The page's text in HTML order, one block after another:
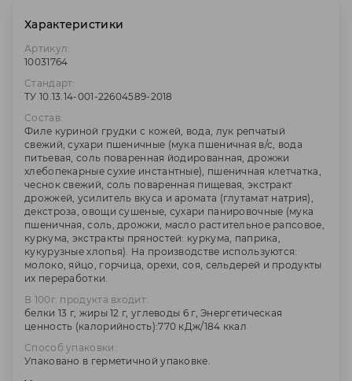
Характеристики
Артикул:
10031764
Стандарт:
ТУ 10.13.14-001-22604589-2018
Состав:
Филе куриной грудки с кожей, вода, лук репчатый
свежий, сухари пшеничные (мука пшеничная в/с, вода
питьевая, соль поваренная йодированная, дрожжи
хлебопекарные сухие инстантные), пшеничная клетчатка,
чеснок свежий, соль поваренная пищевая, экстракт
дрожжей, усилитель вкуса и аромата (глутамат натрия),
декстроза, овощи сушеные, сухари панировочные (мука
пшеничная, соль, дрожжи, масло растительное рапсовое,
куркума, экстракты пряностей: куркума, паприка,
кукурузные хлопья). На производстве используются:
молоко, яйцо, горчица, орехи, соя, сельдерей и продукты
их переработки.
В 100г. продукта входит:
белки 13 г, жиры 12 г, углеводы 6 г, Энергетическая
ценность (калорийность):770 кДж/184 ккал
Способ упаковки:
Упаковано в герметичной упаковке.